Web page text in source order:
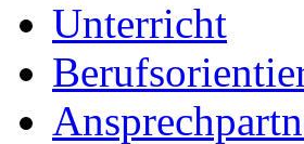
Unterricht